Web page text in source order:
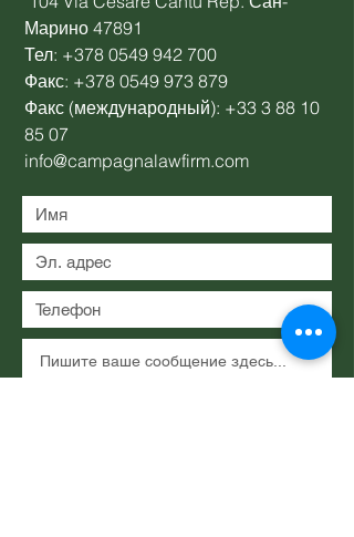
Марино 47891
Тел: +378 0549 942 700
Факс: +378 0549 973 879
Факс (международный): +33 3 88 10
85 07
info@campagnalawfirm.com